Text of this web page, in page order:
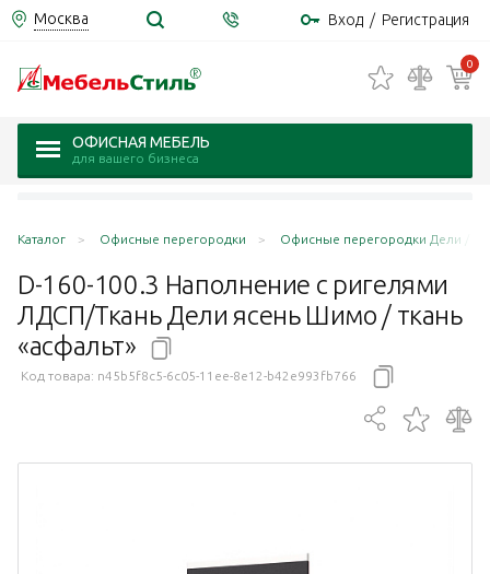
Москва Вход / Регистрация
0
ОФИСНАЯ МЕБЕЛЬ
для вашего бизнеса
Каталог Офисные перегородки Офисные перегородки Дели /
D-160-100.3 Наполнение с ригелями
ЛДСП/Ткань Дели ясень Шимо / ткань
«асфальт»
Код товара: n45b5f8c5-6c05-11ee-8e12-b42e993fb766